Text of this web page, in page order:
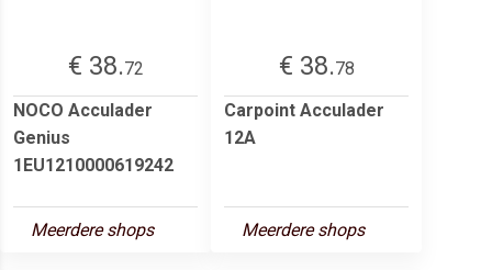
€ 38.72
NOCO Acculader
Genius
1EU1210000619242
Meerdere shops
€ 38.78
Carpoint Acculader
12A
Meerdere shops